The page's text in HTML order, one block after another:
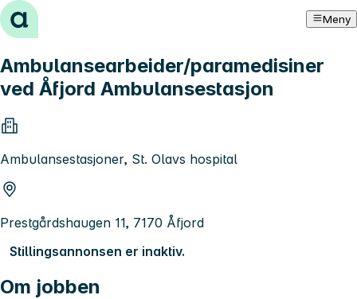
Hopp til innhold Meny
Ambulansearbeider/paramedisiner
ved Åfjord Ambulansestasjon
Ambulansestasjoner, St. Olavs hospital
Prestgårdshaugen 11, 7170 Åfjord
Stillingsannonsen er inaktiv.
Om jobben